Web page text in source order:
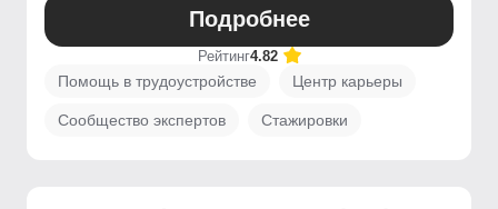
Подробнее
Рейтинг4.82
Помощь в трудоустройстве Центр карьеры
Сообщество экспертов Стажировки